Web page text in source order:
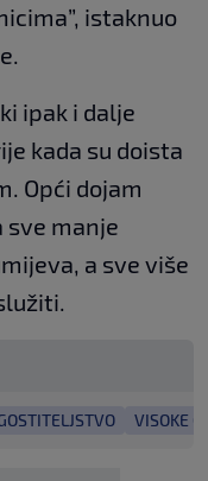
istaknuo
ipak i dalje
kada su doista
Opći dojam
sve manje
a sve više
VISOKE